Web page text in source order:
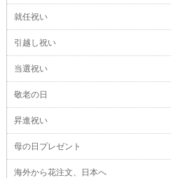
就任祝い
引越し祝い
当選祝い
敬老の日
昇進祝い
母の日プレゼント
海外から花注文、日本へ